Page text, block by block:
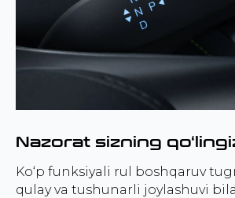
Nazorat sizning
Ko‘p funksiyali rul boshqaruv
qulay va tushunarli joylashuvi